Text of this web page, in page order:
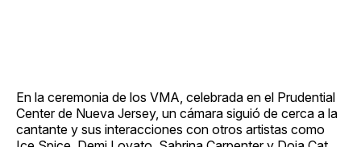
En la ceremonia de los VMA, celebrada en el Prudential
Center de Nueva Jersey, un cámara siguió de cerca a la
cantante y sus interacciones con otros artistas como